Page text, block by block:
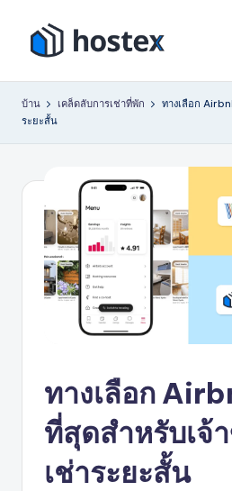
ที่
เนื้อหาฮ
เ
ซ์
การ
คุณ
ให้
เป็น
ระบบ
อัตโนมัติ
บ้าน เคล็ดลับการเช่าที่พัก
ทางเลือก
ระยะสั้น
ทางเลือก
ที่สุดสำหรับเจ้
เช่าระยะสั้น